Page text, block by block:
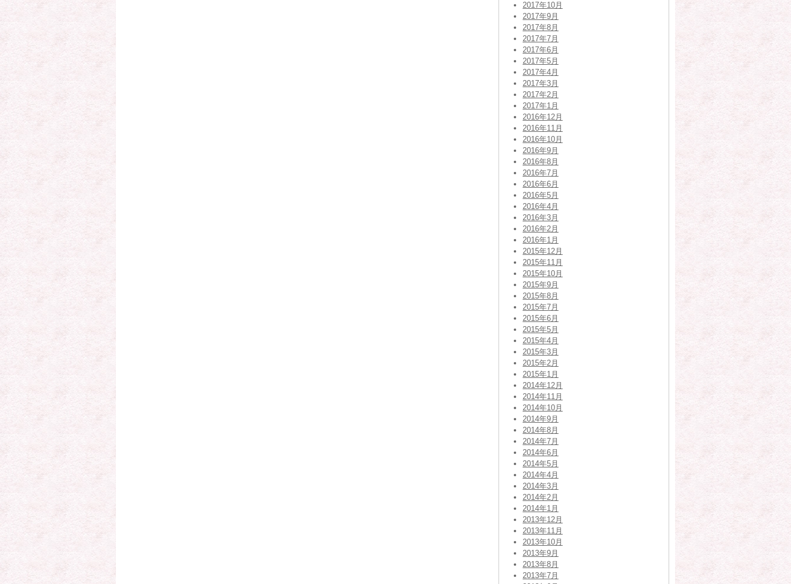
2017年10月
2017年9月
2017年8月
2017年7月
2017年6月
2017年5月
2017年4月
2017年3月
2017年2月
2017年1月
2016年12月
2016年11月
2016年10月
2016年9月
2016年8月
2016年7月
2016年6月
2016年5月
2016年4月
2016年3月
2016年2月
2016年1月
2015年12月
2015年11月
2015年10月
2015年9月
2015年8月
2015年7月
2015年6月
2015年5月
2015年4月
2015年3月
2015年2月
2015年1月
2014年12月
2014年11月
2014年10月
2014年9月
2014年8月
2014年7月
2014年6月
2014年5月
2014年4月
2014年3月
2014年2月
2014年1月
2013年12月
2013年11月
2013年10月
2013年9月
2013年8月
2013年7月